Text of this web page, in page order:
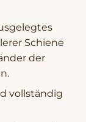
Schiene
der
vollständig